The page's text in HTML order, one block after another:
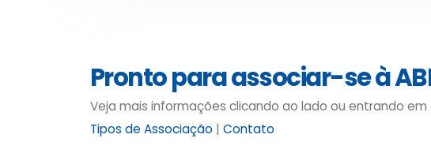
Pronto para associar-se à
Veja mais informações clicando ao lado ou entrando em
Tipos de Associação | Contato